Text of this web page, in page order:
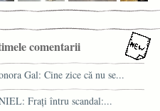
comentarii
Gal: Cine zice că nu se...
Fraţi întru scandal:...